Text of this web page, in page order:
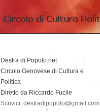
Destra di Popolo.net
Circolo Genovese di Cultura e
Politica
Diretto da Riccardo Fucile
Scrivici: destradipopolo@gmail.com